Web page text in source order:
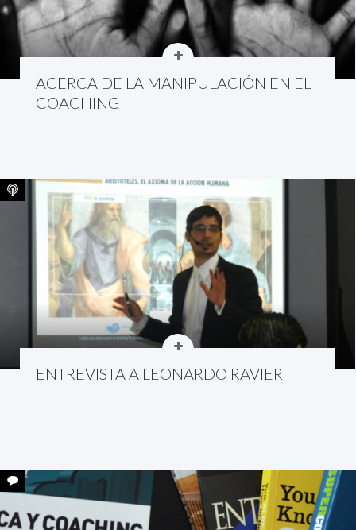
ACERCA DE LA MANIPULACIÓN EN EL
COACHING
ENTREVISTA A LEONARDO RAVIER